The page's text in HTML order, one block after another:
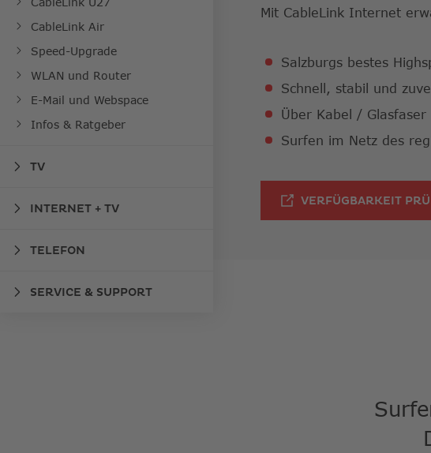
CableLink Air
Speed-Upgrade
WLAN und Router
E-Mail und Webspace
Infos & Ratgeber
TV
INTERNET + TV
TELEFON
SERVICE & SUPPORT
Mit CableLink Internet
Salzburgs bestes
Schnell, stabil und
Über Kabel / Glasfaser
Surfen im Netz des
VERFÜGBARKEIT